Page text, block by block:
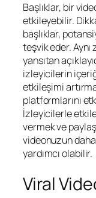
Başlıklar, bir
etkileyebilir.
başlıklar,
teşvik eder.
yansıtan
izleyicilerin
etkileşimi
platformlarını
İzleyicilerle
vermek ve
videonuzun
yardımcı olabilir.
Viral